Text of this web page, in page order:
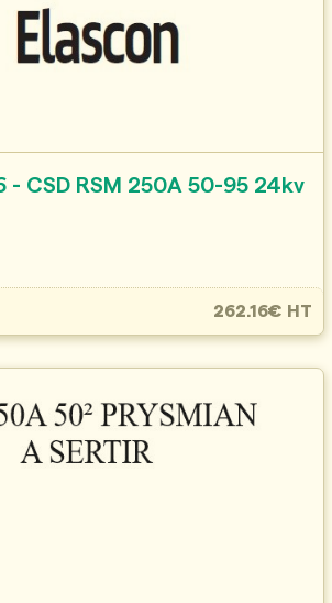
- CSD RSM 250A 50-95 24kv
262.16€ HT